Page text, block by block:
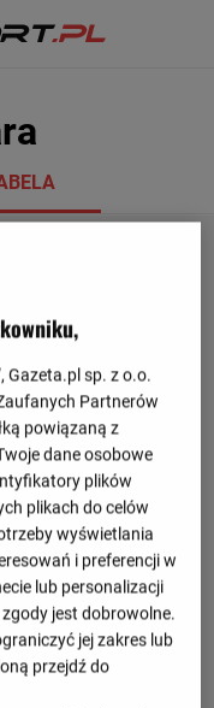
Gazeta.pl sp. z o.o.
Partnerów
powiązaną z
dane osobowe
plików
plikach do celów
wyświetlania
i preferencji w
lub personalizacji
jest dobrowolne.
jej zakres lub
przejdź do